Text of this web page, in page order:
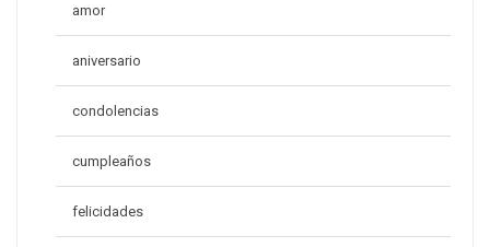
amor
aniversario
condolencias
cumpleaños
felicidades